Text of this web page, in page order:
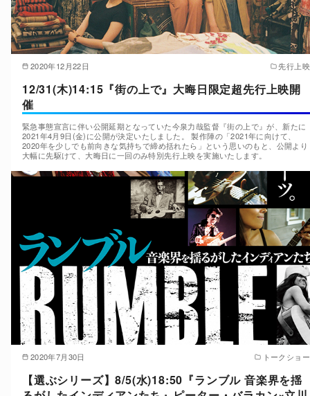
2020年12月22日 先行上映
12/31(木)14:15『街の上で』大晦日限定超先行上映開
催
緊急事態宣言に伴い公開延期となっていた今泉力哉監督『街の上で』が、新たに
2021年4月9日(金)に公開が決定いたしました。 製作陣の「2021年に向けて、
2020年を少しでも前向きな気持ちで締め括れたら」という思いのもと、公開より
大幅に先駆けて、大晦日に一回のみ特別先行上映を実施いたします。
2020年7月30日 トークショー
【選ぶシリーズ】8/5(水)18:50『ランブル 音楽界を揺